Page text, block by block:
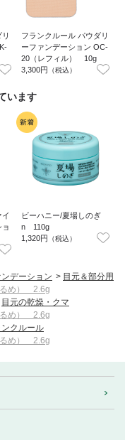
フランクルール パウダリ
ーファンデーション OC-
20（レフィル） 10g
3,300円 （税込）
います
イ
ビーハニー/夏場しのぎ
n 110g
1,320円
（税込）
ンデーション > 目元＆部分用
るめ） 2.6g
目元の乾燥・クマ
るめ） 2.6g
ンクルール
るめ） 2.6g